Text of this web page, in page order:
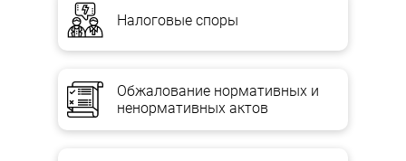
Налоговые споры
Обжалование нормативных и
ненормативных актов